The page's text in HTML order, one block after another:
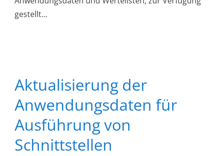
gestellt...
Aktualisierung der
Anwendungsdaten für
Ausführung von
Schnittstellen